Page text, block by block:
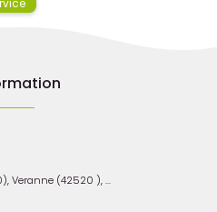
Veranne (42520 ), ...